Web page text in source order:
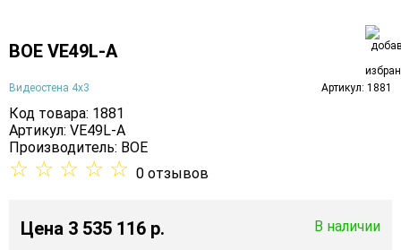
BOE VE49L-A
Видеостена 4х3 Артикул: 1881
Код товара: 1881
Артикул: VE49L-A
Производитель: BOE
☆ ☆ ☆ ☆ ☆ 0 отзывов
Цена 3 535 116 p. В наличии